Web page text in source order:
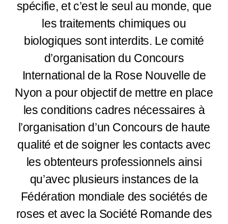
spécifie, et c’est le seul au monde, que
les traitements chimiques ou
biologiques sont interdits. Le comité
d’organisation du Concours
International de la Rose Nouvelle de
Nyon a pour objectif de mettre en place
les conditions cadres nécessaires à
l’organisation d’un Concours de haute
qualité et de soigner les contacts avec
les obtenteurs professionnels ainsi
qu’avec plusieurs instances de la
Fédération mondiale des sociétés de
roses et avec la Société Romande des